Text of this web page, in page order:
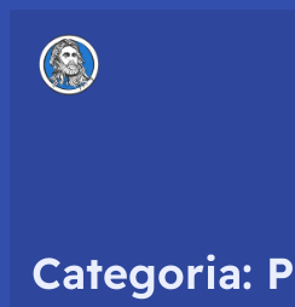
Categoria: